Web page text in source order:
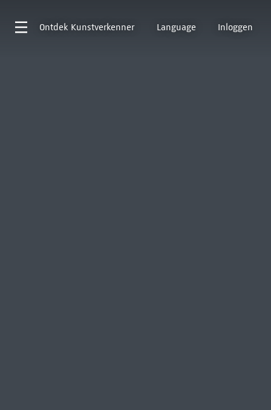
Ontdek Kunstverkenner Language Inloggen